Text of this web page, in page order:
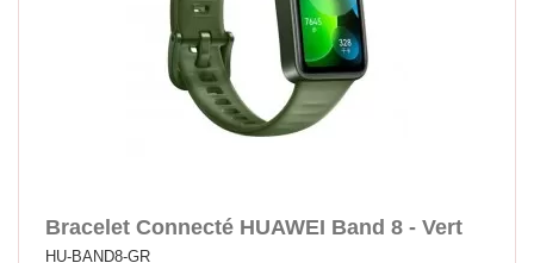
Bracelet Connecté HUAWEI Band 8 - Vert
HU-BAND8-GR